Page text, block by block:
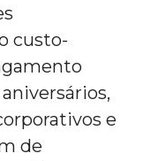
custo-
e
de